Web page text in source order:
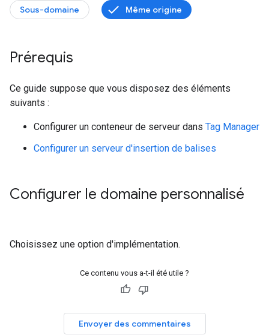
Sous-domaine Même origine
Prérequis
Ce guide suppose que vous disposez des éléments
suivants :
Configurer un conteneur de serveur dans Tag Manager
Configurer un serveur d'insertion de balises
Configurer le domaine personnalisé
Choisissez une option d'implémentation.
Ce contenu vous a-t-il été utile ?
Envoyer des commentaires